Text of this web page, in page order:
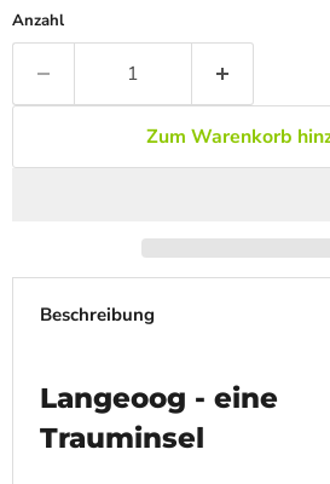
Anzahl
Zum Warenkorb
Beschreibung
Langeoog - eine
Trauminsel